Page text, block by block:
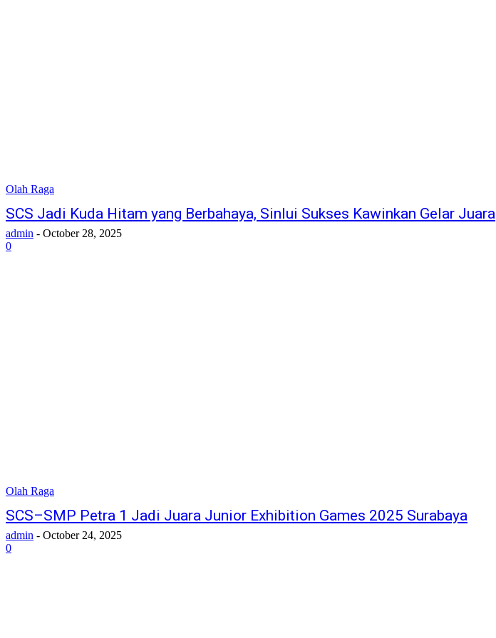
Olah Raga
SCS Jadi Kuda Hitam yang Berbahaya, Sinlui Sukses Kawinkan Gelar Juara
admin - October 28, 2025
0
Olah Raga
SCS–SMP Petra 1 Jadi Juara Junior Exhibition Games 2025 Surabaya
admin - October 24, 2025
0